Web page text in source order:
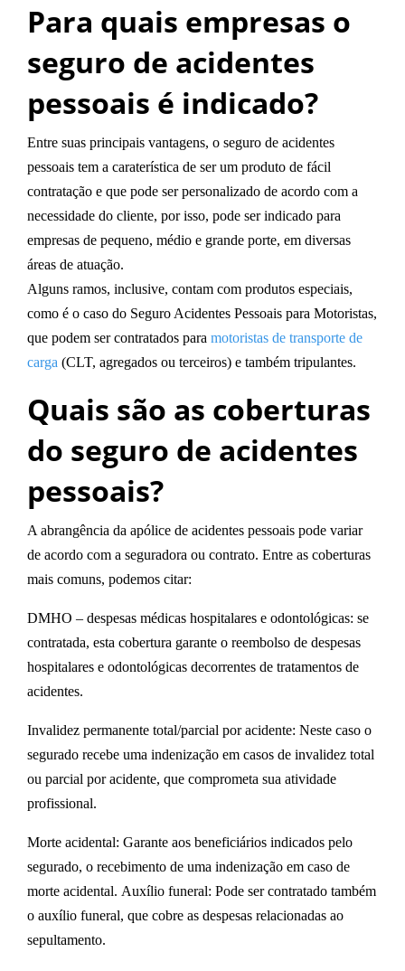
Para quais empresas o
seguro de acidentes
pessoais é indicado?
Entre suas principais vantagens, o seguro de acidentes
pessoais tem a caraterística de ser um produto de fácil
contratação e que pode ser personalizado de acordo com a
necessidade do cliente, por isso, pode ser indicado para
empresas de pequeno, médio e grande porte, em diversas
áreas de atuação.
Alguns ramos, inclusive, contam com produtos especiais,
como é o caso do Seguro Acidentes Pessoais para Motoristas,
que podem ser contratados para motoristas de transporte de
carga (CLT, agregados ou terceiros) e também tripulantes.
Quais são as coberturas
do seguro de acidentes
pessoais?
A abrangência da apólice de acidentes pessoais pode variar
de acordo com a seguradora ou contrato. Entre as coberturas
mais comuns, podemos citar:
DMHO – despesas médicas hospitalares e odontológicas: se
contratada, esta cobertura garante o reembolso de despesas
hospitalares e odontológicas decorrentes de tratamentos de
acidentes.
Invalidez permanente total/parcial por acidente: Neste caso o
segurado recebe uma indenização em casos de invalidez total
ou parcial por acidente, que comprometa sua atividade
profissional.
Morte acidental: Garante aos beneficiários indicados pelo
segurado, o recebimento de uma indenização em caso de
morte acidental. Auxílio funeral: Pode ser contratado também
o auxílio funeral, que cobre as despesas relacionadas ao
sepultamento.